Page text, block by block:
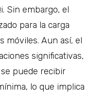
Sin embargo, el
para la carga
móviles. Aun así, el
significativas,
puede recibir
lo que implica